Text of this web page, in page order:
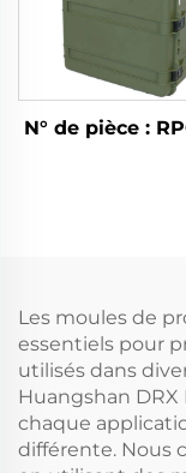
N° de pièce :
Les moules de
essentiels pour
utilisés dans
Huangshan DRX
chaque
différente. Nous